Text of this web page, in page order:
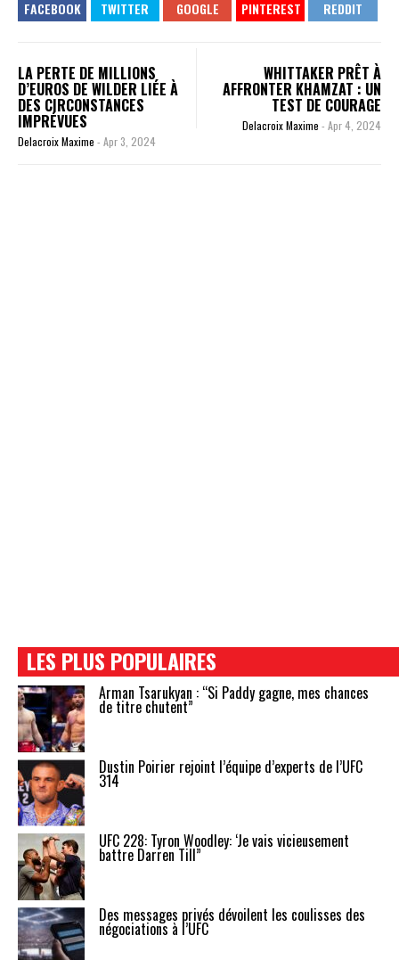
LA PERTE DE MILLIONS
D’EUROS DE WILDER LIÉE À
DES CIRCONSTANCES
IMPRÉVUES
Delacroix Maxime - Apr 3, 2024
WHITTAKER PRÊT À
AFFRONTER KHAMZAT : UN
TEST DE COURAGE
Delacroix Maxime - Apr 4, 2024
LES PLUS POPULAIRES
Arman Tsarukyan : “Si Paddy gagne, mes chances
de titre chutent”
Dustin Poirier rejoint l’équipe d’experts de l’UFC
314
UFC 228: Tyron Woodley: ‘Je vais vicieusement
battre Darren Till”
Des messages privés dévoilent les coulisses des
négociations à l’UFC